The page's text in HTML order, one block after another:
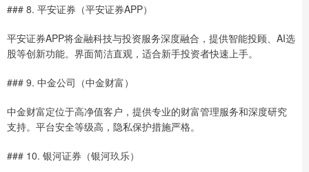
### 8. 平安证券（平安证券APP）
平安证券APP将金融科技与投资服务深度融合，提供智能投顾、AI选
股等创新功能。界面简洁直观，适合新手投资者快速上手。
### 9. 中金公司（中金财富）
中金财富定位于高净值客户，提供专业的财富管理服务和深度研究
支持。平台安全等级高，隐私保护措施严格。
### 10. 银河证券（银河玖乐）